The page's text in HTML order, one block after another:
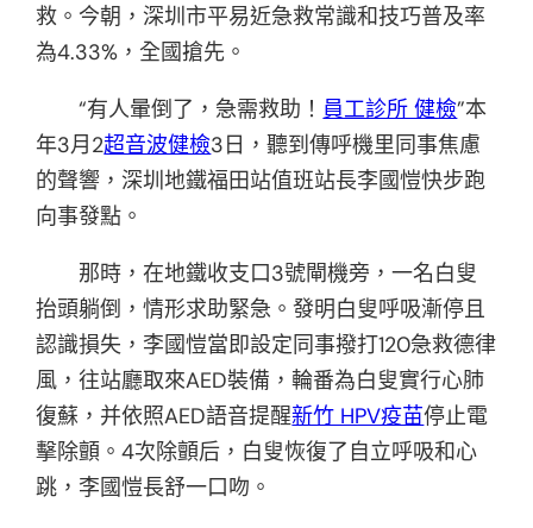
救。今朝，深圳市平易近急救常識和技巧普及率
為4.33%，全國搶先。
“有人暈倒了，急需救助！ 員工診所 健檢”本
年3月2超音波健檢3日，聽到傳呼機里同事焦慮
的聲響，深圳地鐵福田站值班站長李國愷快步跑
向事發點。
那時，在地鐵收支口3號閘機旁，一名白叟
抬頭躺倒，情形求助緊急。發明白叟呼吸漸停且
認識損失，李國愷當即設定同事撥打120急救德律
風，往站廳取來AED裝備，輪番為白叟實行心肺
復蘇，并依照AED語音提醒新竹 HPV疫苗停止電
擊除顫。4次除顫后，白叟恢復了自立呼吸和心
跳，李國愷長舒一口吻。